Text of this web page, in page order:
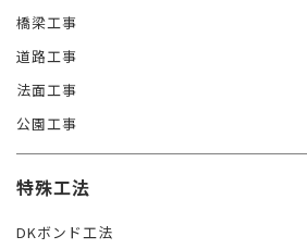
橋梁工事
道路工事
法面工事
公園工事
特殊工法
DKボンド工法